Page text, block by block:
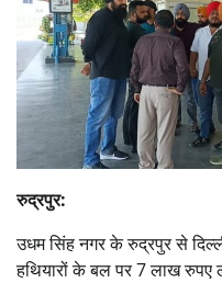
रुद्रपुर:
उधम सिंह नगर के रुद्रपुर से
हथियारों के बल पर 7 लाख